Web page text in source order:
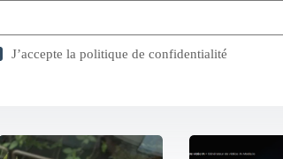
J’accepte la politique de confidentialité